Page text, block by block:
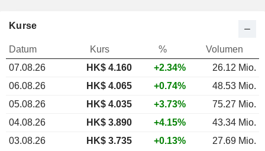
Kurse
Datum Kurs %
Volumen
07.08.26
HK$ 4.160 +2.34%
26.12 Mio.
06.08.26
HK$ 4.065 +0.74%
48.53 Mio.
05.08.26
HK$ 4.035 +3.73%
75.27 Mio.
04.08.26
HK$ 3.890 +4.15%
43.34 Mio.
03.08.26
HK$ 3.735 +0.13% 27.69 Mio.